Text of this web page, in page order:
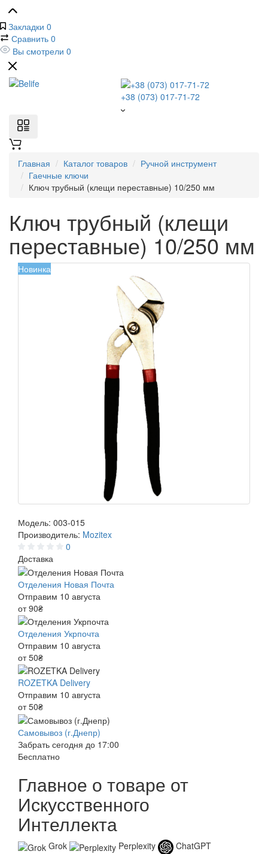
Закладки 0
Сравнить 0
Вы смотрели 0
+38 (073) 017-71-72
Главная Каталог товаров
Ручной инструмент
Гаечные ключи
Ключ трубный (клещи переставные) 10/250 мм
Ключ трубный (клещи
переставные) 10/250 мм
Новинка
Модель: 003-015
Производитель: Mozitex
0
Доставка
Отделения Новая Почта
Отправим 10 августа
от 90₴
Отделения Укрпочта
Отправим 10 августа
от 50₴
ROZETKA Delivery
Отправим 10 августа
от 50₴
Самовывоз (г.Днепр)
Забрать сегодня до 17:00
Бесплатно
Главное о товаре от
Искусственного
Интеллекта
Grok Perplexity
ChatGPT